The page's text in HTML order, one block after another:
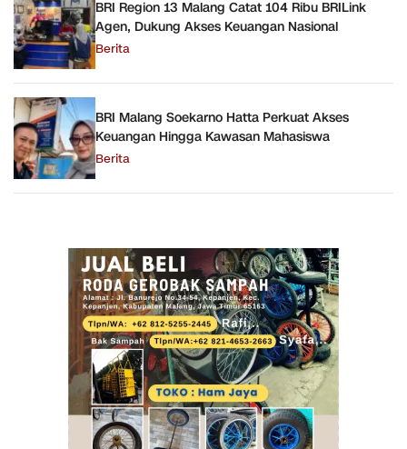
BRI Region 13 Malang Catat 104 Ribu BRILink
Agen, Dukung Akses Keuangan Nasional
Berita
BRI Malang Soekarno Hatta Perkuat Akses
Keuangan Hingga Kawasan Mahasiswa
Berita